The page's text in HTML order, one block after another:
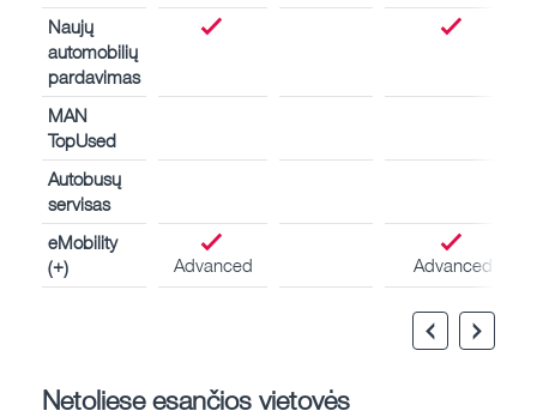
Naujų
automobilių
pardavimas
MAN
TopUsed
Autobusų
servisas
eMobility
(+)
Advanced Advanced
Netoliese esančios vietovės